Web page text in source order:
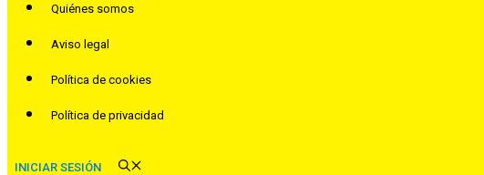
Quiénes somos
Aviso legal
Política de cookies
Política de privacidad
INICIAR SESIÓN